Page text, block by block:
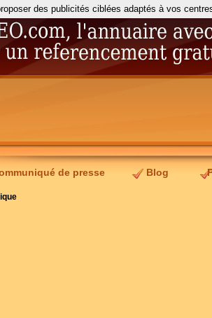
de presse Blog
des publicités ciblées adaptés à vos